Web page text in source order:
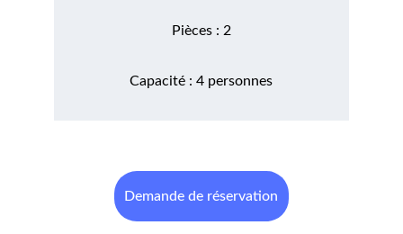
Pièces : 2
Capacité : 4 personnes
Demande de réservation